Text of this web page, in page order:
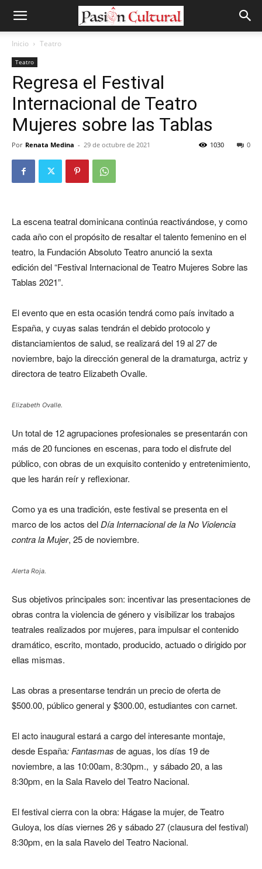
Inicio Teatro
Teatro
Regresa el Festival
Internacional de Teatro
Mujeres sobre las Tablas
Por Renata Medina - 29 de octubre de 2021 0
1030
La escena teatral dominicana continúa reactivándose, y como
cada año con el propósito de resaltar el talento femenino en el
teatro, la Fundación Absoluto Teatro anunció la sexta
edicióndel“Festival Internacional de Teatro Mujeres Sobre las
Tablas 2021”.
El evento que en esta ocasión tendrá como país invitado a
España, y cuyas salas tendrán el debido protocolo y
distanciamientos de salud, se realizará del 19 al 27 de
noviembre, bajo la dirección general de la dramaturga, actriz y
directora de teatro Elizabeth Ovalle.
Elizabeth Ovalle.
Un total de 12 agrupaciones profesionales se presentarán con
más de 20 funciones en escenas, para todo el disfrute del
público, con obras de un exquisito contenido y entretenimiento,
que les harán reír y reflexionar.
Como ya es una tradición, este festival se presenta en el
marco de los actos del Día Internacional de la No Violencia
contra la Mujer, 25 de noviembre.
Alerta Roja.
Sus objetivos principales son: incentivar las presentaciones de
obras contra la violencia de género y visibilizar los trabajos
teatrales realizados por mujeres, para impulsar el contenido
dramático, escrito, montado, producido, actuado o dirigido por
ellas mismas.
Las obras a presentarse tendrán un precio de oferta de
$500.00, público general y $300.00, estudiantes con carnet.
El acto inaugural estará a cargo del interesante montaje,
desde España: Fantasmas de aguas, los días 19 de
noviembre, a las 10:00am, 8:30pm., y sábado 20, a las
8:30pm, en la Sala Ravelo del Teatro Nacional.
El festival cierra con la obra: Hágase la mujer, de Teatro
Guloya, los días viernes 26 y sábado 27 (clausura del festival)
8:30pm, en la sala Ravelo del Teatro Nacional.